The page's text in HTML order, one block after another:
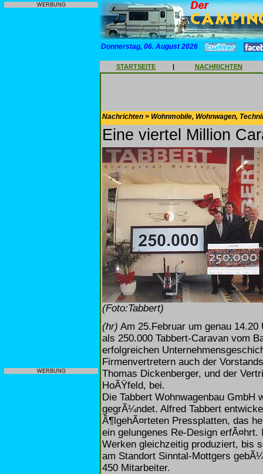
WERBUNG
WERBUNG
Donnerstag, 06. August 2026
STARTSEITE | NACHRICHTEN
Nachrichten > Wohnmobile, Wohnwagen,
Eine viertel Million
(Foto:Tabbert)
(hr) Am 25.Februar um genau
als 250.000 Tabbert-Caravan vom
erfolgreichen
Firmenvertretern auch der
Thomas Dickenberger, und der
HoÃŸfeld, bei.
Die Tabbert Wohnwagenbau GmbH
gegrÃ¼ndet. Alfred Tabbert
Ã¶lgehÃ¤rteten Pressplatten, das
ein gelungenes Re-Design
Werken gleichzeitig produziert, bis
am Standort Sinntal-Mottgers
450 Mitarbeiter.